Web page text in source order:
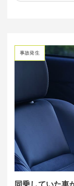
事故発生
同乗していた車